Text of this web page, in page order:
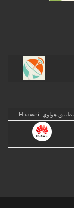
تطبيق هواوي Huawei